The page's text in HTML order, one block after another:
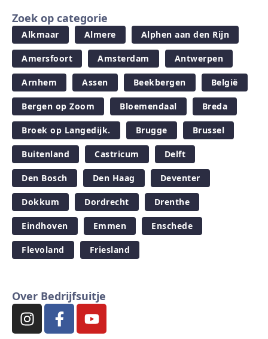
Zoek op categorie
Alkmaar Almere Alphen aan den Rijn
Amersfoort Amsterdam Antwerpen
Arnhem Assen Beekbergen België
Bergen op Zoom Bloemendaal Breda
Broek op Langedijk. Brugge Brussel
Buitenland Castricum Delft
Den Bosch Den Haag Deventer
Dokkum Dordrecht Drenthe
Eindhoven Emmen Enschede
Flevoland Friesland
Over Bedrijfsuitje